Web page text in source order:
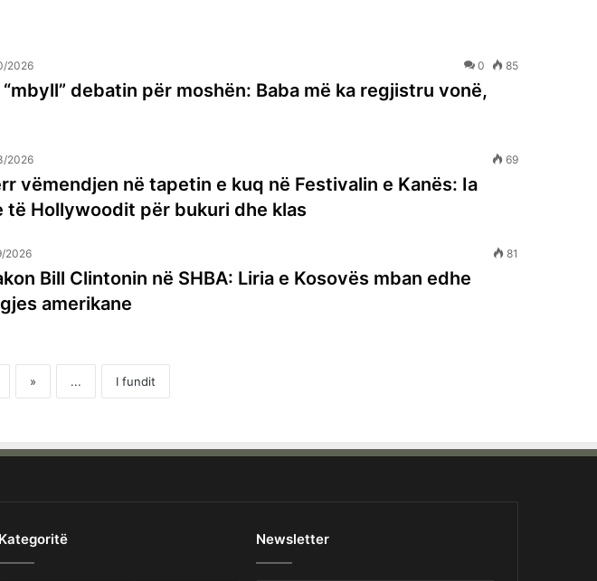
2026 0 85
debatin për moshën: Baba më ka regjistru vonë,
2026 69
vëmendjen në tapetin e kuq në Festivalin e Kanës: Ia
të Hollywoodit për bukuri dhe klas
2026 81
Bill Clintonin në SHBA: Liria e Kosovës mban edhe
amerikane
» ... I fundit
Kategoritë Newsletter